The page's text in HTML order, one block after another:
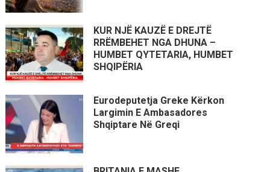
KUR NJË KAUZË E DREJTË
RRËMBEHET NGA DHUNA –
HUMBET QYTETARIA, HUMBET
SHQIPËRIA
Eurodeputetja Greke Kërkon
Largimin E Ambasadores
Shqiptare Në Greqi